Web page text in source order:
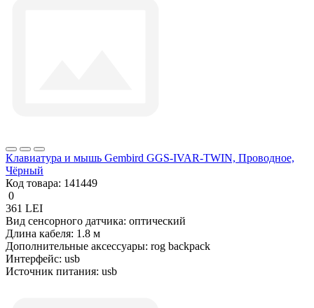
Клавиатура и мышь Gembird GGS-IVAR-TWIN, Проводное,
Чёрный
Код товара: 141449
0
361 LEI
Вид сенсорного датчика: оптический
Длина кабеля: 1.8 м
Дополнительные аксессуары: rog backpack
Интерфейс: usb
Источник питания: usb